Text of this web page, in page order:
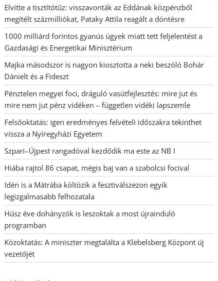
Elvitte a tisztítótűz: visszavonták az Eddának közpénzből
megítélt százmilliókat, Pataky Attila reagált a döntésre
1000 milliárd forintos gyanús ügyek miatt tett feljelentést a
Gazdasági és Energetikai Minisztérium
Majka másodszor is nagyon kiosztotta a neki beszóló Bohár
Dánielt és a Fideszt
Pénztelen megyei foci, dráguló vasútfejlesztés: mire jut és
mire nem jut pénz vidéken – független vidéki lapszemle
Felsőoktatás: igen eredményes felvételi időszakra tekinthet
vissza a Nyíregyházi Egyetem
Szpari–Újpest rangadóval kezdődik ma este az NB I
Hiába rajtol 86 csapat, mégis baj van a szabolcsi focival
Idén is a Mátrába költözik a fesztiválszezon egyik
legizgalmasabb felhozatala
Húsz éve dohányzók is leszoktak a most újrainduló
programban
Közoktatás: A miniszter megtalálta a Klebelsberg Központ új
vezetőjét